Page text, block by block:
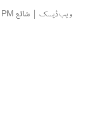
ویب ڈیسک | شائع